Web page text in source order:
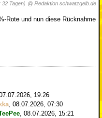
32 Tagen) @ Redaktion schwatzgelb.de
Rote und nun diese Rücknahme
19:26
, 08.07.2026, 07:30
, 08.07.2026, 15:21